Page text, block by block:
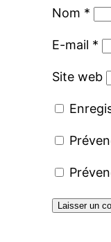
Nom *
E-mail *
Site web